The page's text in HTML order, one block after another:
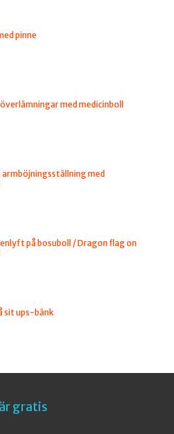
pinne
med medicinboll
armböjningsställning med
på bosuboll / Dragon flag on
sit ups-bänk
gratis